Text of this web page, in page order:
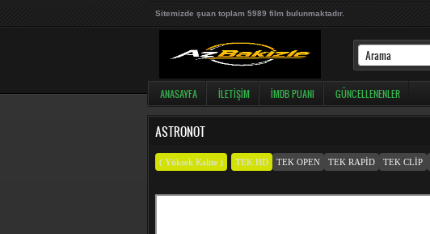
Sitemizde şuan toplam 5989 film bulunmaktadır.
ANASAYFA İLETIŞIM İMDB PUANI GÜNCELLENENLER
ASTRONOT
( Yüksek Kalite ) TEK HD TEK OPEN TEK RAPID TEK CLIP